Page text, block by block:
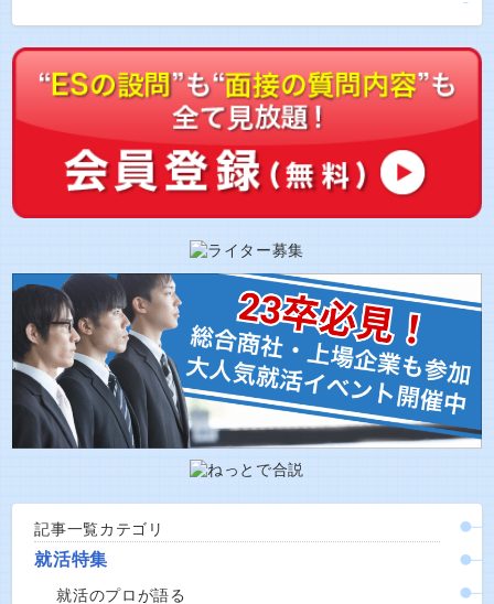
記事一覧カテゴリ
就活特集
就活のプロが語る